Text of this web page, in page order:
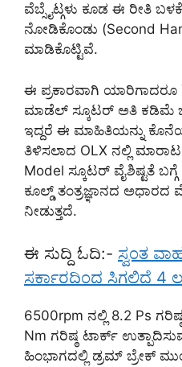
ವೆಬ್ಸೈಟ್ಗಳು ಕೂಡ ಈ ರೀತಿ
ನೋಡಿಕೊಂಡು (Second
ಮಾಡಿಕೊಟ್ಟಿವೆ.
ಈ ಪ್ರಕಾರವಾಗಿ ಯಾರಿಗಾದರೂ
ಮಾಡೆಲ್ ಸ್ಕೂಟರ್ ಅತಿ ಕಡಿಮೆ
ಇದ್ದರೆ ಈ ಮಾಹಿತಿಯನ್ನು
ತಿಳಿಸಲಾದ OLX ನಲ್ಲಿ
Model ಸ್ಕೂಟರ್ ವೈಶಿಷ್ಟತೆ
ಕೂಲ್ಡ್ ತಂತ್ರಜ್ಞಾನದ
ನೀಡುತ್ತದೆ.
ಈ ಸುದ್ದಿ ಓದಿ:- ಸ್ವಂತ
ಸರ್ಕಾರದಿಂದ ಸಿಗಲಿದೆ 4
6500rpm ನಲ್ಲಿ 8.2 Ps
Nm ಗರಿಷ್ಠ ಟಾರ್ಕ್
ಹಿಂಭಾಗದಲ್ಲಿ ಡ್ರಮ್ ಬ್ರೇಕ್